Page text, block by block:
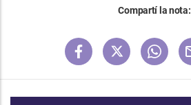
Compartí la nota: